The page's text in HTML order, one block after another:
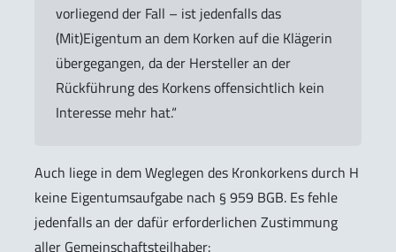
vorliegend der Fall – ist jedenfalls das
(Mit)Eigentum an dem Korken auf die Klägerin
übergegangen, da der Hersteller an der
Rückführung des Korkens offensichtlich kein
Interesse mehr hat.“
Auch liege in dem Weglegen des Kronkorkens durch H
keine Eigentumsaufgabe nach § 959 BGB. Es fehle
jedenfalls an der dafür erforderlichen Zustimmung
aller Gemeinschaftsteilhaber: